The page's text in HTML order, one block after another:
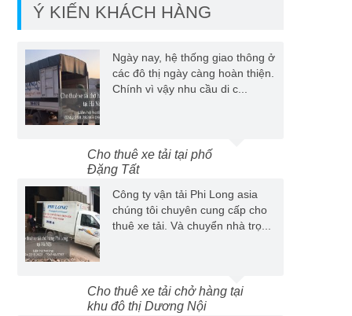
Ý KIẾN KHÁCH HÀNG
Ngày nay, hệ thống giao thông ở
các đô thị ngày càng hoàn thiện.
Chính vì vậy nhu cầu di c...
Cho thuê xe tải tại phố
Đặng Tất
Công ty vận tải Phi Long asia
chúng tôi chuyên cung cấp cho
thuê xe tải. Và chuyển nhà trọ...
Cho thuê xe tải chở hàng tại
khu đô thị Dương Nội